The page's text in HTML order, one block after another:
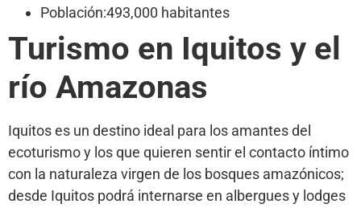
Población:493,000 habitantes
Turismo en Iquitos y el
río Amazonas
Iquitos es un destino ideal para los amantes del
ecoturismo y los que quieren sentir el contacto íntimo
con la naturaleza virgen de los bosques amazónicos;
desde Iquitos podrá internarse en albergues y lodges